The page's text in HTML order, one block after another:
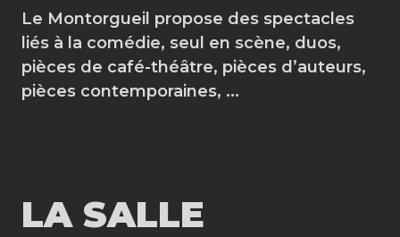
Le Montorgueil propose des spectacles
liés à la comédie, seul en scène, duos,
pièces de café-théâtre, pièces d’auteurs,
pièces contemporaines, ...
LA SALLE